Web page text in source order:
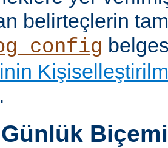
belirteçlerin